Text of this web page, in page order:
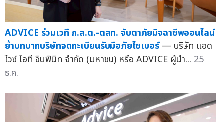
ADVICE ร่วมเวที ก.ล.ต.-ตลท. จับตาภัยมิจฉาชีพออนไลน์
ย้ำบทบาทบริษัทจดทะเบียนรับมือภัยไซเบอร์ — บริษัท แอด
ไวซ์ ไอที อินฟินิท จำกัด (มหาชน) หรือ ADVICE ผู้นำ... 25
ธ.ค.